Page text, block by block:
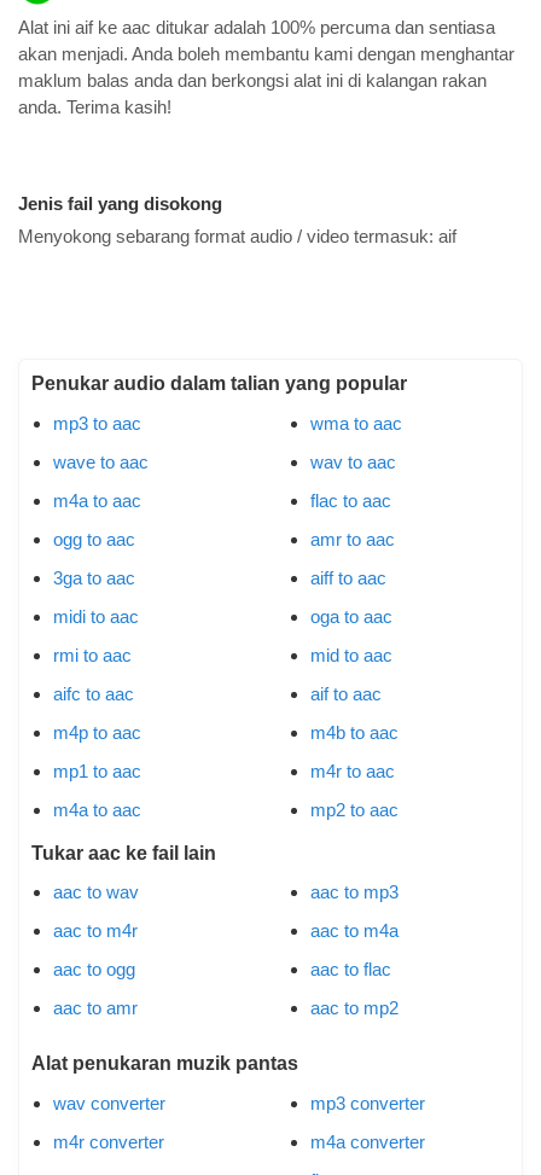
Alat ini aif ke aac ditukar adalah 100% percuma dan sentiasa
akan menjadi. Anda boleh membantu kami dengan menghantar
maklum balas anda dan berkongsi alat ini di kalangan rakan
anda. Terima kasih!
Jenis fail yang disokong
Menyokong sebarang format audio / video termasuk: aif
Penukar audio dalam talian yang popular
mp3 to aac
wave to aac
m4a to aac
ogg to aac
3ga to aac
midi to aac
rmi to aac
aifc to aac
m4p to aac
mp1 to aac
m4a to aac
wma to aac
wav to aac
flac to aac
amr to aac
aiff to aac
oga to aac
mid to aac
aif to aac
m4b to aac
m4r to aac
mp2 to aac
Tukar aac ke fail lain
aac to wav
aac to m4r
aac to ogg
aac to amr
aac to mp3
aac to m4a
aac to flac
aac to mp2
Alat penukaran muzik pantas
wav converter
m4r converter
mp3 converter
m4a converter